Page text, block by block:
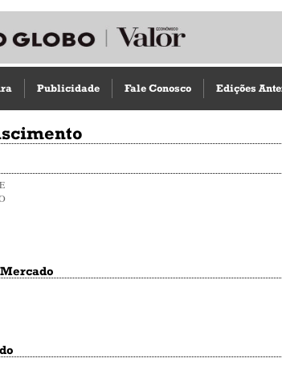
Publicidade Fale Conosco Edições
Mercado